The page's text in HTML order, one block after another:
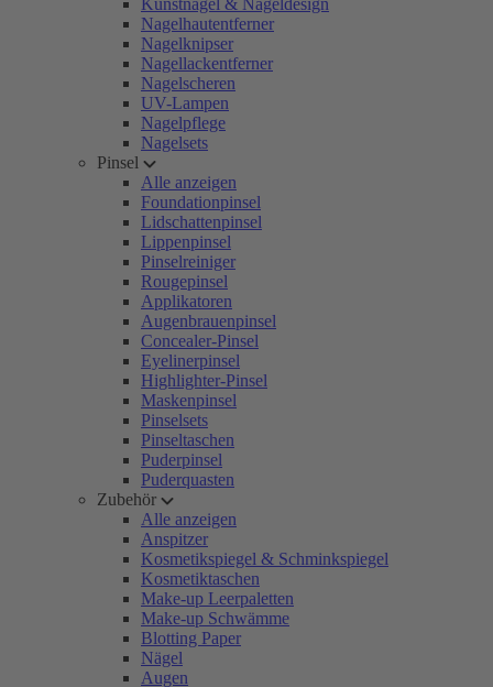
Kunstnägel & Nageldesign
Nagelhautentferner
Nagelknipser
Nagellackentferner
Nagelscheren
UV-Lampen
Nagelpflege
Nagelsets
Pinsel
Alle anzeigen
Foundationpinsel
Lidschattenpinsel
Lippenpinsel
Pinselreiniger
Rougepinsel
Applikatoren
Augenbrauenpinsel
Concealer-Pinsel
Eyelinerpinsel
Highlighter-Pinsel
Maskenpinsel
Pinselsets
Pinseltaschen
Puderpinsel
Puderquasten
Zubehör
Alle anzeigen
Anspitzer
Kosmetikspiegel & Schminkspiegel
Kosmetiktaschen
Make-up Leerpaletten
Make-up Schwämme
Blotting Paper
Nägel
Augen